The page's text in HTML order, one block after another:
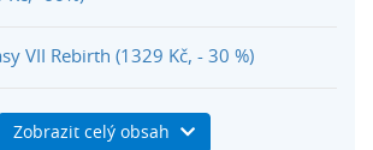
VII Rebirth (1329 Kč, - 30 %)
peněženku přes Herní
Zobrazit celý obsah